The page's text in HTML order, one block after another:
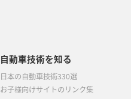
自動車技術を知る
日本の自動車技術330選
お子様向けサイトのリンク集